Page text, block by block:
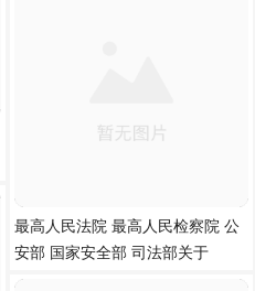
最高人民法院 最高人民检察院 公
安部 国家安全部 司法部关于